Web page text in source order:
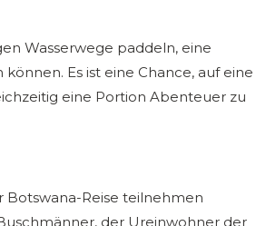
Wasserwege paddeln, eine
Es ist eine Chance, auf eine
eine Portion Abenteuer zu
Botswana-Reise teilnehmen
der Ureinwohner der